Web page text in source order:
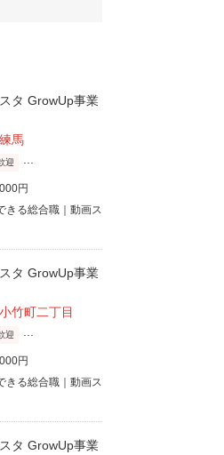
タ GrowUp事業
馬
迎
円
きる総合職｜動画ス
タ GrowUp事業
竹町二丁目
迎
円
きる総合職｜動画ス
タ GrowUp事業